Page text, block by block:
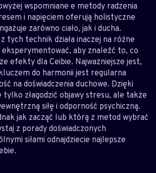
wspomniane e metody radzenia
i napięciem oferują holistyczne
zarówno ciało, jak i ducha.
tych technik działa inaczej na różne
aby znaleźć to, co
efekty dla Ceibie. Najważniejsze jest,
do harmonii jest regularna
na doświadczenia duchowe. Dzięki
złagodzić objawy stresu, ale także
siłę i odporność psychiczną.
jak zacząć lub którą z metod wybrać
z porady doświadczonych
siłami odnajdziecie najlepsze